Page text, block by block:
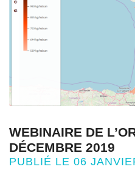
WEBINAIRE DE
DÉCEMBRE 2019
PUBLIÉ LE 06